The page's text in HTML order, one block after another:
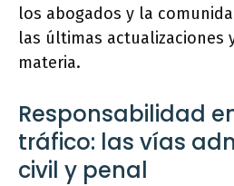
los abogados y la
las últimas actualizaciones
materia.
Responsabilidad
tráfico: las vías
civil y penal